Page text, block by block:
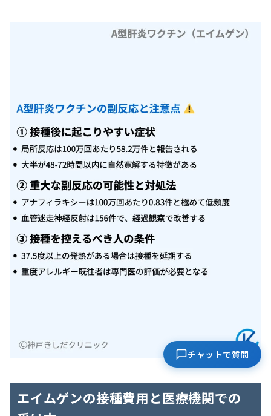
エイムゲンの接種費用と医療機関での
チャットで質問